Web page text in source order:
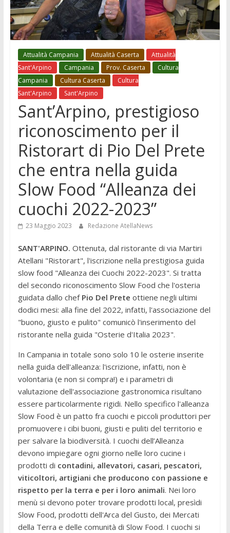
Attualità Campania Attualità Caserta
Attualità
Sant'Arpino
Campania Prov. Caserta
Cultura
Campania
Cultura Caserta
Cultura
Sant'Arpino
Sant'Arpino
Sant’Arpino, prestigioso
riconoscimento per il
Ristorart di Pio Del Prete
che entra nella guida
Slow Food “Alleanza dei
cuochi 2022-2023”
23 Maggio 2023 Redazione AtellaNews
SANT'ARPINO. Ottenuta, dal ristorante di via Martiri
Atellani "Ristorart", l'iscrizione nella prestigiosa guida
slow food "Alleanza dei Cuochi 2022-2023". Si tratta
del secondo riconoscimento Slow Food che l'osteria
guidata dallo chef Pio Del Prete ottiene negli ultimi
dodici mesi: alla fine del 2022, infatti, l'associazione del
"buono, giusto e pulito" comunicò l'inserimento del
ristorante nella guida "Osterie d'Italia 2023".
In Campania in totale sono solo 10 le osterie inserite
nella guida dell'alleanza: l'iscrizione, infatti, non è
volontaria (e non si compra!) e i parametri di
valutazione dell'associazione gastronomica risultano
essere particolarmente rigidi. Nello specifico l'alleanza
Slow Food è un patto fra cuochi e piccoli produttori per
promuovere i cibi buoni, giusti e puliti del territorio e
per salvare la biodiversità. I cuochi dell’Alleanza
devono impiegare ogni giorno nelle loro cucine i
prodotti di contadini, allevatori, casari, pescatori,
viticoltori, artigiani che producono con passione e
rispetto per la terra e per i loro animali. Nei loro
menù si devono poter trovare prodotti local, presìdi
Slow Food, prodotti dell'Arca del Gusto, dei Mercati
della Terra e delle comunità di Slow Food. I cuochi si